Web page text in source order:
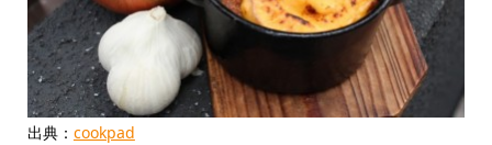
出典： cookpad